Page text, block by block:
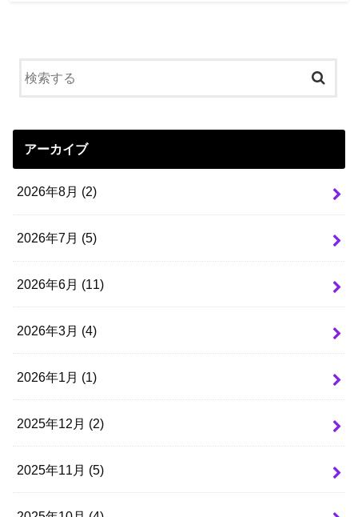
アーカイブ
2026年8月 (2)
2026年7月 (5)
2026年6月 (11)
2026年3月 (4)
2026年1月 (1)
2025年12月 (2)
2025年11月 (5)